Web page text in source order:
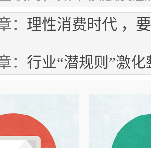
： 理性消费时代 ，
： 行业“潜规则”激